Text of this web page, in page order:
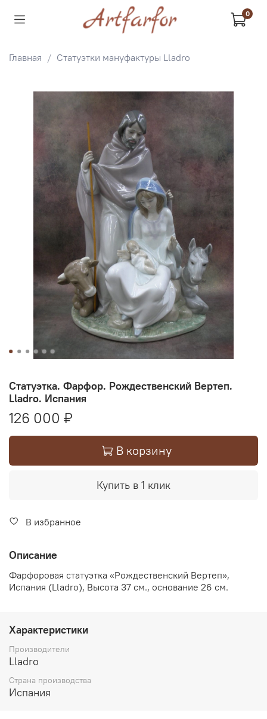
0
Главная Статуэтки мануфактуры Lladro
Статуэтка. Фарфор. Рождественский Вертеп.
Lladro. Испания
126 000 ₽
В корзину
Купить в 1 клик
В избранное
Описание
Фарфоровая статуэтка «Рождественский Вертеп»,
Испания (Lladro), Высота 37 см., основание 26 см.
Характеристики
Производители
Lladro
Страна производства
Испания